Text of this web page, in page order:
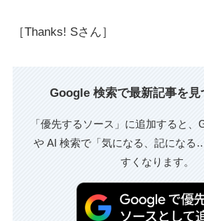
［Thanks! Sさん］
Google 検索で最新記事を見
「優先するソース」に追加すると、
や AI 検索で「気になる、記になる
すくなります。